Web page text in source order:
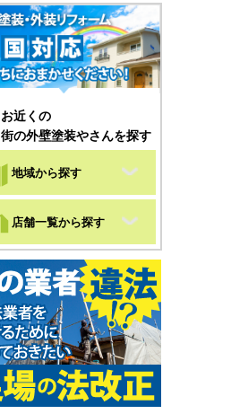
お近くの
街の外壁塗装やさんを探す
地域から探す
店舗一覧から探す